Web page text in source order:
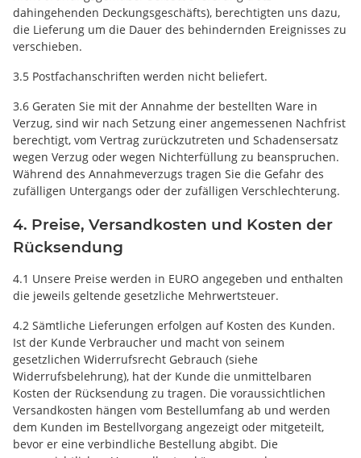
dahingehenden Deckungsgeschäfts), berechtigten uns dazu,
die Lieferung um die Dauer des behindernden Ereignisses zu
verschieben.
3.5 Postfachanschriften werden nicht beliefert.
3.6 Geraten Sie mit der Annahme der bestellten Ware in
Verzug, sind wir nach Setzung einer angemessenen Nachfrist
berechtigt, vom Vertrag zurückzutreten und Schadensersatz
wegen Verzug oder wegen Nichterfüllung zu beanspruchen.
Während des Annahmeverzugs tragen Sie die Gefahr des
zufälligen Untergangs oder der zufälligen Verschlechterung.
4. Preise, Versandkosten und Kosten der
Rücksendung
4.1 Unsere Preise werden in EURO angegeben und enthalten
die jeweils geltende gesetzliche Mehrwertsteuer.
4.2 Sämtliche Lieferungen erfolgen auf Kosten des Kunden.
Ist der Kunde Verbraucher und macht von seinem
gesetzlichen Widerrufsrecht Gebrauch (siehe
Widerrufsbelehrung), hat der Kunde die unmittelbaren
Kosten der Rücksendung zu tragen. Die voraussichtlichen
Versandkosten hängen vom Bestellumfang ab und werden
dem Kunden im Bestellvorgang angezeigt oder mitgeteilt,
bevor er eine verbindliche Bestellung abgibt. Die